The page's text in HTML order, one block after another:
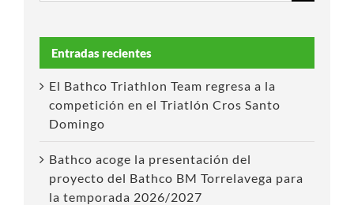
Entradas recientes
El Bathco Triathlon Team regresa a la
competición en el Triatlón Cros Santo
Domingo
Bathco acoge la presentación del
proyecto del Bathco BM Torrelavega para
la temporada 2026/2027